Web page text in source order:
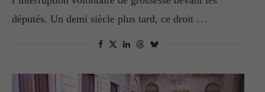
députés. Un demi siècle plus tard, ce droit …